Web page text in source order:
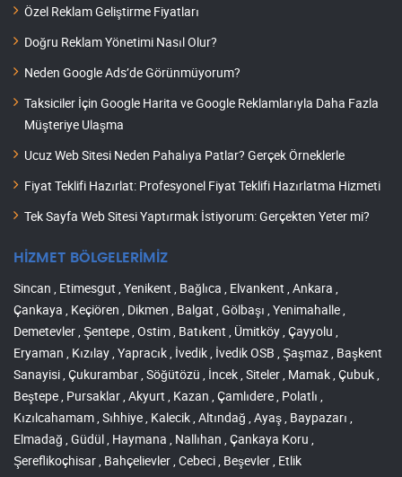
Özel Reklam Geliştirme Fiyatları
Doğru Reklam Yönetimi Nasıl Olur?
Neden Google Ads’de Görünmüyorum?
Taksiciler İçin Google Harita ve Google Reklamlarıyla Daha Fazla
Müşteriye Ulaşma
Ucuz Web Sitesi Neden Pahalıya Patlar? Gerçek Örneklerle
Fiyat Teklifi Hazırlat: Profesyonel Fiyat Teklifi Hazırlatma Hizmeti
Tek Sayfa Web Sitesi Yaptırmak İstiyorum: Gerçekten Yeter mi?
HİZMET BÖLGELERİMİZ
Sincan , Etimesgut , Yenikent , Bağlıca , Elvankent , Ankara ,
Çankaya , Keçiören , Dikmen , Balgat , Gölbaşı , Yenimahalle ,
Demetevler , Şentepe , Ostim , Batıkent , Ümitköy , Çayyolu ,
Eryaman , Kızılay , Yapracık , İvedik , İvedik OSB , Şaşmaz , Başkent
Sanayisi , Çukurambar , Söğütözü , İncek , Siteler , Mamak , Çubuk ,
Beştepe , Pursaklar , Akyurt , Kazan , Çamlıdere , Polatlı ,
Kızılcahamam , Sıhhiye , Kalecik , Altındağ , Ayaş , Baypazarı ,
Elmadağ , Güdül , Haymana , Nallıhan , Çankaya Koru ,
Şereflikoçhisar , Bahçelievler , Cebeci , Beşevler , Etlik